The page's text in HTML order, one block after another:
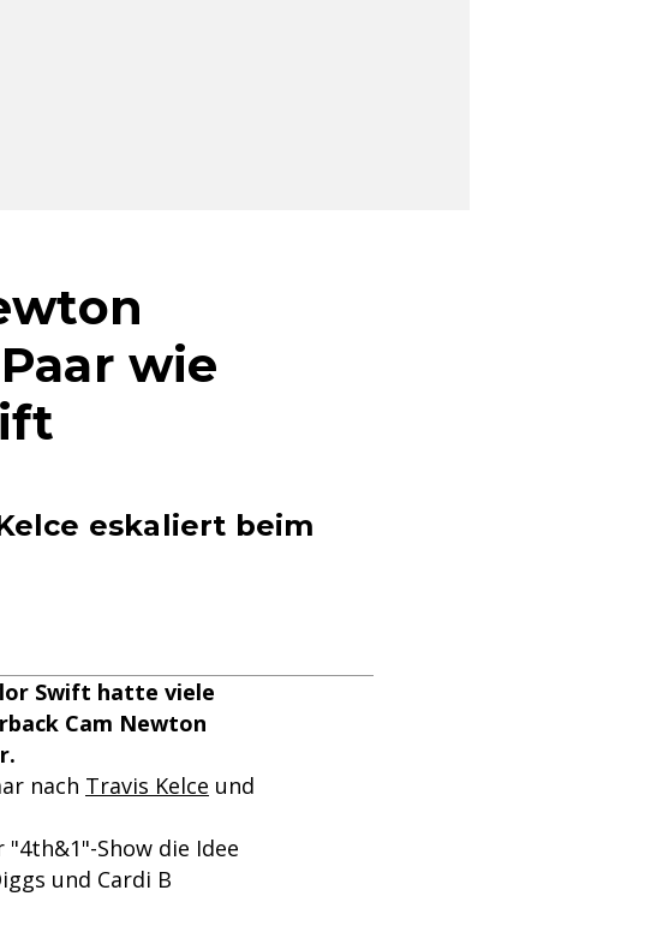
wie
eskaliert beim
Swift hatte viele
Cam Newton
nach Travis Kelce und
Show die Idee
und Cardi B